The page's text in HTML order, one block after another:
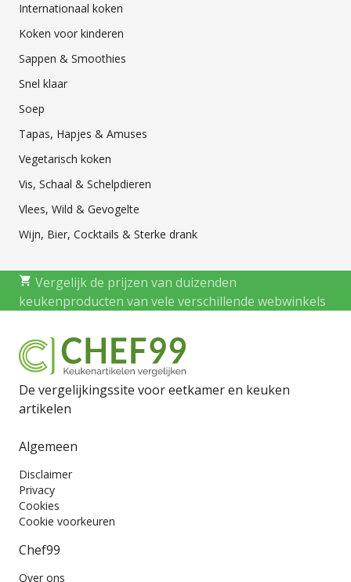
Internationaal koken
Koken voor kinderen
Sappen & Smoothies
Snel klaar
Soep
Tapas, Hapjes & Amuses
Vegetarisch koken
Vis, Schaal & Schelpdieren
Vlees, Wild & Gevogelte
Wijn, Bier, Cocktails & Sterke drank
Vergelijk de prijzen van duizenden
keukenproducten van vele verschillende webwinkels
De vergelijkingssite voor eetkamer en keuken
artikelen
Algemeen
Disclaimer
Privacy
Cookies
Cookie voorkeuren
Chef99
Over ons